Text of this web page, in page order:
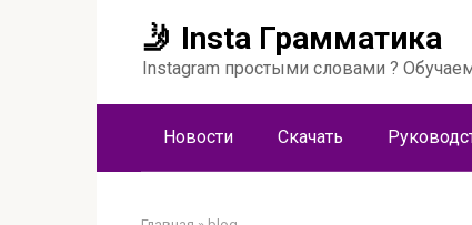
🤳 Insta Грамматика
Instagram простыми словами ?
Новости Скачать